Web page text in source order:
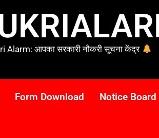
Alarm: आपका सरकारी नौकरी सूचना केंद्र
Form Download Notice Board